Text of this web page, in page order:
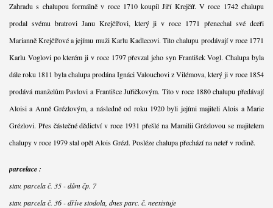
Zahradu s chalupou formálně v roce 1710 koupil Jiří Krejčíř. V roce 1742 chalupu
prodal svému bratrovi Janu Krejčířovi, který ji v roce 1771 přenechal své dceři
Marianně Krejčířové a jejímu muži Karlu Kadlecovi. Tito chalupu prodávají v roce 1771
Karlu Voglovi po kterém ji v roce 1797 převzal jeho syn František Vogl. Chalupa byla
dále roku 1811 byla chalupa prodána Ignáci Valouchovi z Vilémova, který ji v roce 1854
prodává manželům Pavlovi a Františce Juřičkovým. Tito v roce 1880 chalupu předávají
Aloisi a Anně Grézlovým, a následně od roku 1920 byli jejími majiteli Alois a Marie
Grézlovi. Přes částečné dědictví v roce 1931 přešlé na Mamilii Grézlovou se majitelem
chalupy v roce 1979 stal opět Alois Grézl. Posléze chalupa přechází na neteř v rodině.
parcelace :
stav. parcela č. 35 - dům čp. 7
stav. parcela č. 36 - dříve stodola, dnes parc. č. neexistuje